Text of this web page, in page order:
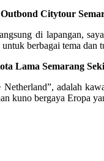
Citytour
di lapangan,
berbagai tema dan
Lama Semarang
adalah
kuno bergaya Eropa